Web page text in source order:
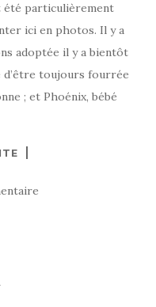
été particulièrement
ici en photos. Il y a
adoptée il y a bientôt
d’être toujours fourrée
; et Phoénix, bébé